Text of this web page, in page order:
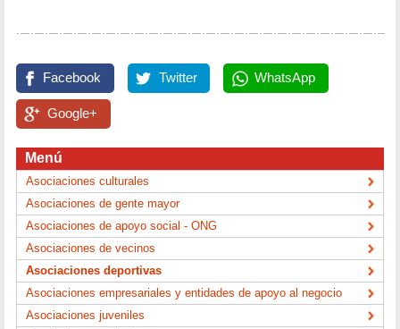
Facebook Twitter WhatsApp
Google+
Menú
Asociaciones culturales
Asociaciones de gente mayor
Asociaciones de apoyo social - ONG
Asociaciones de vecinos
Asociaciones deportivas
Asociaciones empresariales y entidades de apoyo al negocio
Asociaciones juveniles